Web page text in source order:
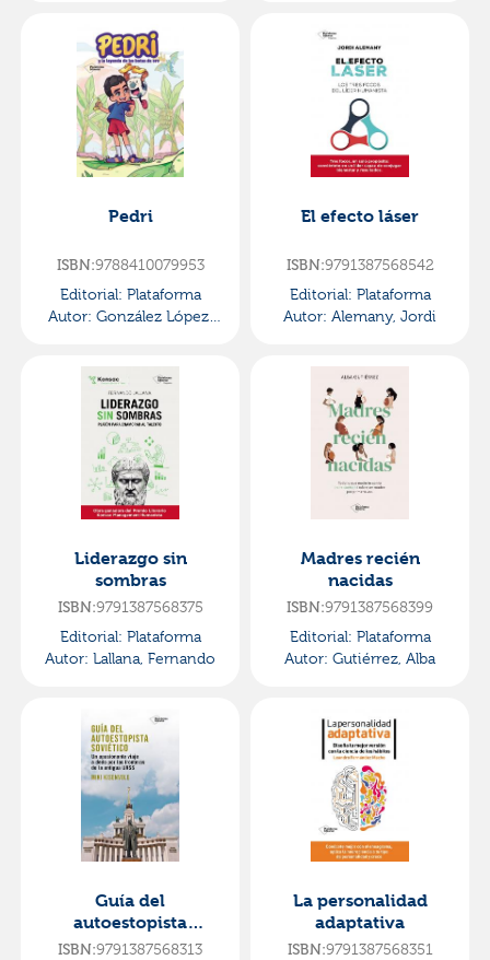
Pedri
ISBN:9788410079953
Editorial: Plataforma
Autor: González López,
El efecto láser
ISBN:9791387568542
Editorial: Plataforma
Autor: Alemany, Jordi
Liderazgo sin
sombras
ISBN:9791387568375
Editorial: Plataforma
Autor: Lallana, Fernando
Madres recién
nacidas
ISBN:9791387568399
Editorial: Plataforma
Autor: Gutiérrez, Alba
Guía del
autoestopista
soviético
ISBN:9791387568313
La personalidad
adaptativa
ISBN:9791387568351